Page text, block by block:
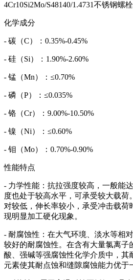
4Cr10Si2Mo/S48140/1.4731不锈钢螺
化学成分
- 碳（C）：0.35%-0.45%
- 硅（Si）：1.90%-2.60%
- 锰（Mn）：≤0.70%
- 磷（P）：≤0.035%
- 铬（Cr）：9.00%-10.50%
- 镍（Ni）：≤0.60%
- 钼（Mo）：0.70%-0.90%
性能特点
- 力学性能：抗拉强度较高，一般能
度也处于较高水平，可承受较大载荷
对较低，伸长率较小，承受冲击载荷
现明显加工硬化现象。
- 耐腐蚀性：在大气环境、淡水等相
较好的耐腐蚀性。在含有大量氯离子
酸、强碱等强腐蚀性化学介质中，其
元素使其耐点蚀和缝隙腐蚀能力优于